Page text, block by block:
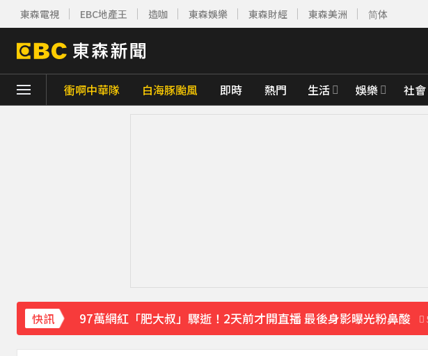
東森電視 EBC地產王 造咖 東森娛樂 東森財經 東森美洲 简体
衝啊中華隊 白海豚颱風 即時 熱門 生活 娛樂 社會
快訊
97萬網紅「肥大叔」驟逝！2天前才開直播 最後身影曝光粉鼻酸
金牌員工轉投李多慧！剪輯師突暴紅狂接20業配 Joeman 認：我